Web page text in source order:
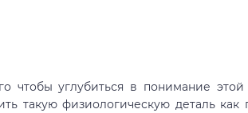
чтобы углубиться в понимание
такую физиологическую деталь